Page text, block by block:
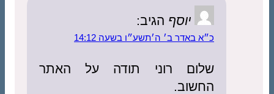
יוסף הגיב:
כ״א באדר ב׳ ה׳תשע״ו בשעה 14:12
שלום רוני תודה על האתר
החשוב.